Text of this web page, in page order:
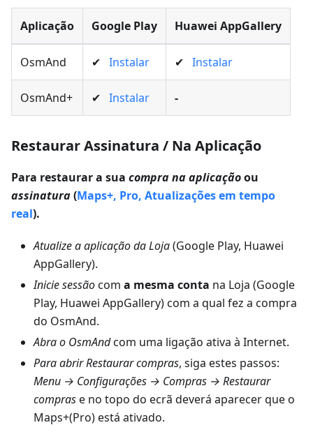
Aplicação Google Play Huawei AppGallery
OsmAnd ✔ Instalar ✔ Instalar
OsmAnd+ ✔ Instalar -
Restaurar Assinatura / Na Aplicação
Para restaurar a sua compra na aplicaçãoou
assinatura(Maps+, Pro, Atualizações em tempo
real).
Atualize a aplicação da Loja(Google Play, Huawei
AppGallery).
Inicie sessãocom a mesma conta na Loja (Google
Play, Huawei AppGallery) com a qual fez a compra
do OsmAnd.
Abra o OsmAndcom uma ligação ativa à Internet.
Para abrir Restaurar compras, siga estes passos:
Menu → Configurações → Compras → Restaurar
comprase no topo do ecrã deverá aparecer que o
Maps+(Pro) está ativado.